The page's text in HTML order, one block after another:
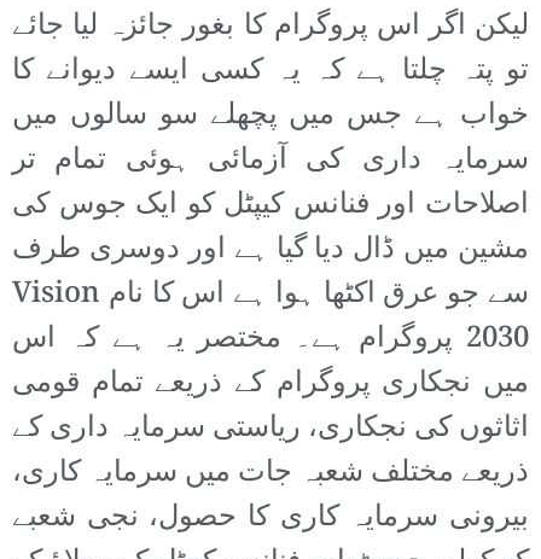
لیکن اگر اس پروگرام کا بغور جائزہ لیا جائے
تو پتہ چلتا ہے کہ یہ کسی ایسے دیوانے کا
خواب ہے جس میں پچھلے سو سالوں میں
سرمایہ داری کی آزمائی ہوئی تمام تر
اصلاحات اور فنانس کیپٹل کو ایک جوس کی
مشین میں ڈال دیا گیا ہے اور دوسری طرف
سے جو عرق اکٹھا ہوا ہے اس کا نام Vision
2030 پروگرام ہے۔ مختصر یہ ہے کہ اس
میں نجکاری پروگرام کے ذریعے تمام قومی
اثاثوں کی نجکاری، ریاستی سرمایہ داری کے
ذریعے مختلف شعبہ جات میں سرمایہ کاری،
بیرونی سرمایہ کاری کا حصول، نجی شعبے